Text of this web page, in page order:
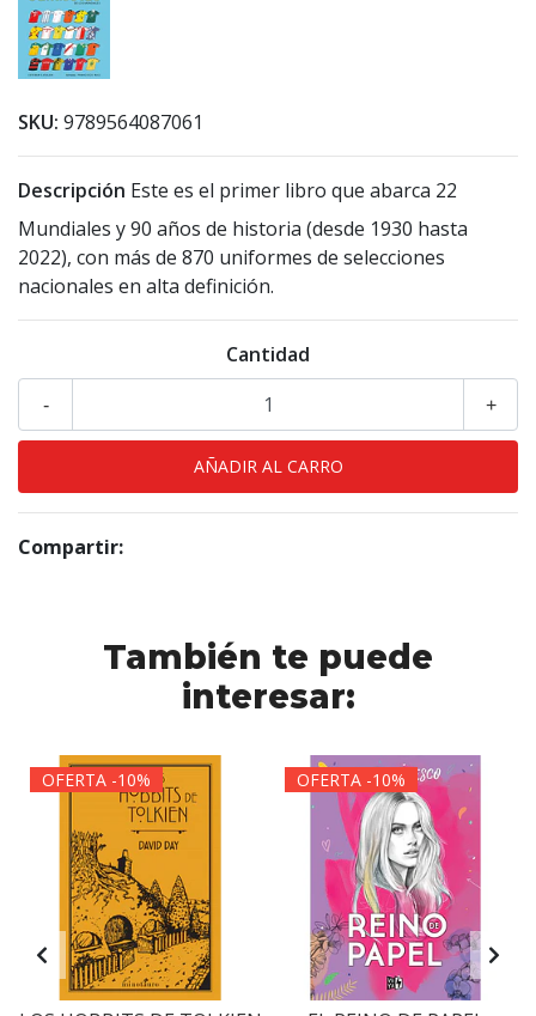
SKU: 9789564087061
Descripción Este es el primer libro que abarca 22
Mundiales y 90 años de historia (desde 1930 hasta
2022), con más de 870 uniformes de selecciones
nacionales en alta definición.
Cantidad
+
-
Compartir:
También te puede
interesar:
OFERTA -10% OFERTA -10%